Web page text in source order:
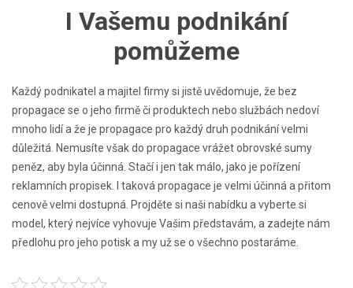
I Vašemu podnikání
pomůžeme
Každý podnikatel a majitel firmy si jistě uvědomuje, že bez
propagace se o jeho firmě či produktech nebo službách nedoví
mnoho lidí a že je propagace pro každý druh podnikání velmi
důležitá. Nemusíte však do propagace vrážet obrovské sumy
peněz, aby byla účinná. Stačí i jen tak málo, jako je pořízení
reklamních propisek. I taková propagace je velmi účinná a přitom
cenově velmi dostupná. Projděte si naši nabídku a vyberte si
model, který nejvíce vyhovuje Vašim představám, a zadejte nám
předlohu pro jeho potisk a my už se o všechno postaráme.